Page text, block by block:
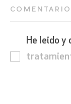
COMENTARIO
He leido y